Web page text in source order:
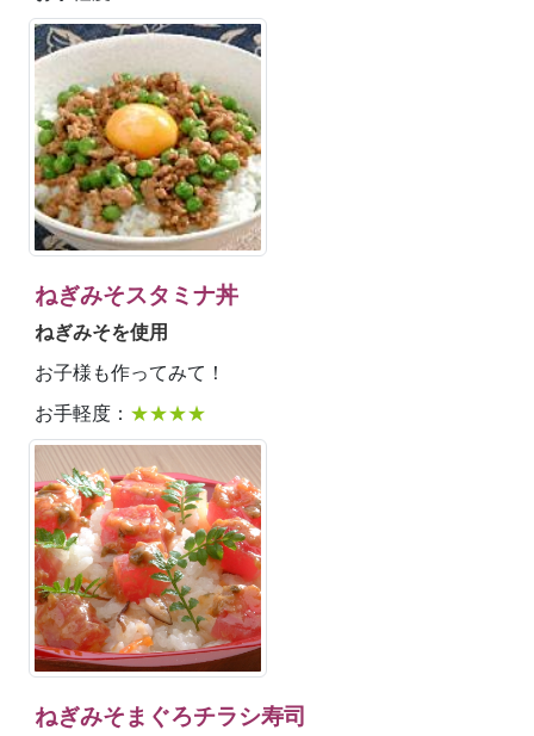
ねぎみそスタミナ丼
ねぎみそを使用
お子様も作ってみて！
お手軽度： ★★★★
ねぎみそまぐろチラシ寿司